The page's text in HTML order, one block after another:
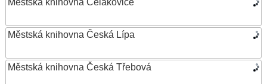
Městská knihovna Čelákovice
Městská knihovna Česká Lípa
Městská knihovna Česká Třebová